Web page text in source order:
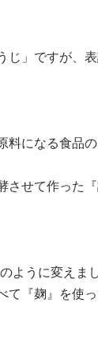
じ」ですが、
料になる食品の
させて作った
ように変えまし
て『麹』を使っ